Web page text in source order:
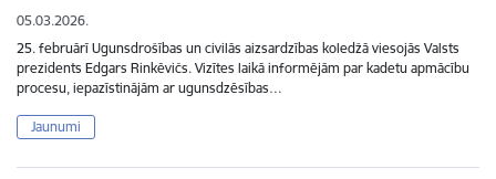
05.03.2026.
25. februārī Ugunsdrošības un civilās aizsardzības koledžā viesojās Valsts
prezidents Edgars Rinkēvičs. Vizītes laikā informējām par kadetu apmācību
procesu, iepazīstinājām ar ugunsdzēsības…
Jaunumi